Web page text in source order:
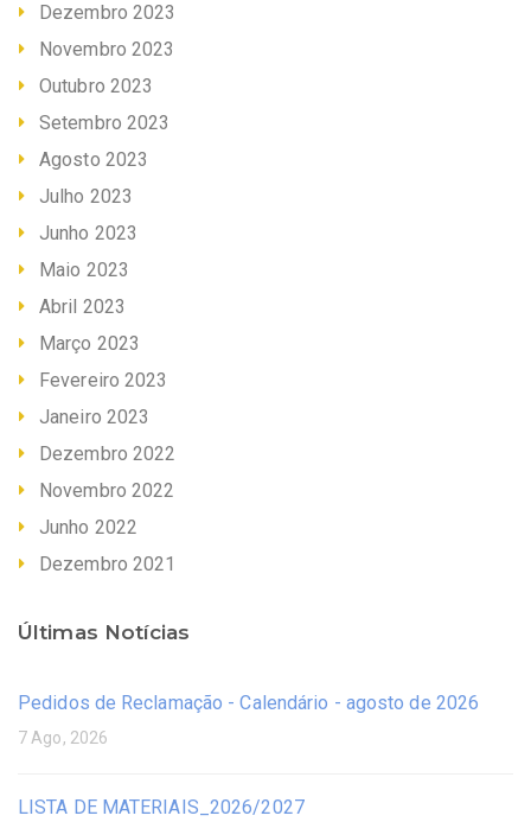
Dezembro 2023
Novembro 2023
Outubro 2023
Setembro 2023
Agosto 2023
Julho 2023
Junho 2023
Maio 2023
Abril 2023
Março 2023
Fevereiro 2023
Janeiro 2023
Dezembro 2022
Novembro 2022
Junho 2022
Dezembro 2021
Últimas Notícias
Pedidos de Reclamação - Calendário - agosto de 2026
7 Ago, 2026
LISTA DE MATERIAIS_2026/2027